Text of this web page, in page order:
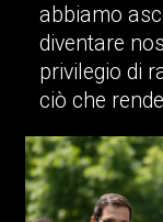
abbiamo
diventare
privilegio di
ciò che